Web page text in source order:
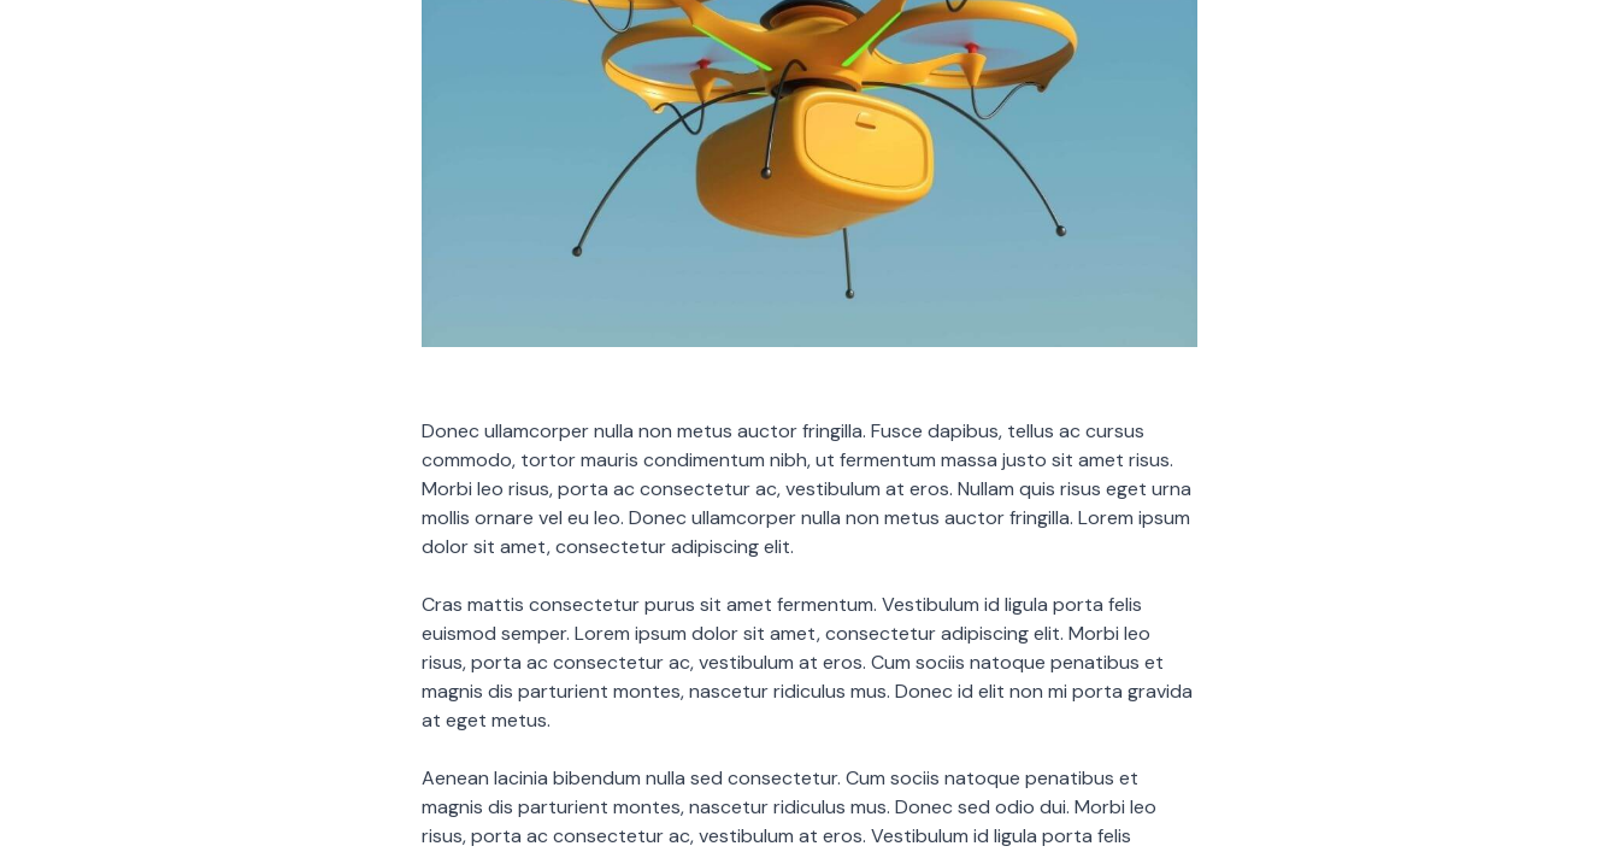
Donec ullamcorper nulla non metus auctor fringilla. Fusce dapibus, tellus ac cursus
commodo, tortor mauris condimentum nibh, ut fermentum massa justo sit amet risus.
Morbi leo risus, porta ac consectetur ac, vestibulum at eros. Nullam quis risus eget urna
mollis ornare vel eu leo. Donec ullamcorper nulla non metus auctor fringilla. Lorem ipsum
dolor sit amet, consectetur adipiscing elit.
Cras mattis consectetur purus sit amet fermentum. Vestibulum id ligula porta felis
euismod semper. Lorem ipsum dolor sit amet, consectetur adipiscing elit. Morbi leo
risus, porta ac consectetur ac, vestibulum at eros. Cum sociis natoque penatibus et
magnis dis parturient montes, nascetur ridiculus mus. Donec id elit non mi porta gravida
at eget metus.
Aenean lacinia bibendum nulla sed consectetur. Cum sociis natoque penatibus et
magnis dis parturient montes, nascetur ridiculus mus. Donec sed odio dui. Morbi leo
risus, porta ac consectetur ac, vestibulum at eros. Vestibulum id ligula porta felis